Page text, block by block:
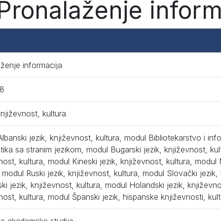
informacija
kultura
jezik, književnost, kultura, modul Bibliotekarstvo i
sa stranim jezikom, modul Bugarski jezik, književnost,
kultura, modul Kineski jezik, književnost, kultura,
modul Ruski jezik, književnost, kultura, modul Slovački
jezik, književnost, kultura, modul Holandski jezik,
kultura, modul Španski jezik, hispanske književnosti,